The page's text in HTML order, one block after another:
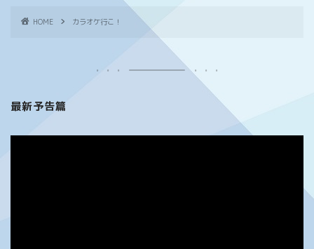
HOME カラオケ行こ！
最新予告篇